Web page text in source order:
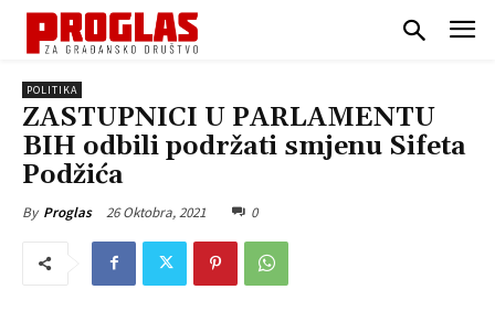
POLITIKA
ZASTUPNICI U PARLAMENTU
BIH odbili podržati smjenu Sifeta
Podžića
By Proglas 26 Oktobra, 2021 0